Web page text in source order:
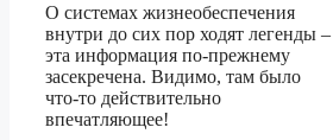
О системах жизнеобеспечения
внутри до сих пор ходят легенды –
эта информация по-прежнему
засекречена. Видимо, там было
что-то действительно
впечатляющее!